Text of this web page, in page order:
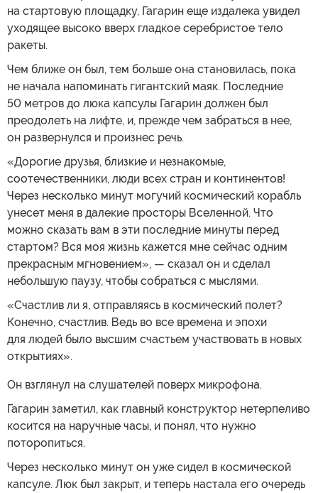
на стартовую площадку, Гагарин еще издалека увидел
уходящее высоко вверх гладкое серебристое тело
ракеты.
Чем ближе он был, тем больше она становилась, пока
не начала напоминать гигантский маяк. Последние
50 метров до люка капсулы Гагарин должен был
преодолеть на лифте, и, прежде чем забраться в нее,
он развернулся и произнес речь.
«Дорогие друзья, близкие и незнакомые,
соотечественники, люди всех стран и континентов!
Через несколько минут могучий космический корабль
унесет меня в далекие просторы Вселенной. Что
можно сказать вам в эти последние минуты перед
стартом? Вся моя жизнь кажется мне сейчас одним
прекрасным мгновением», — сказал он и сделал
небольшую паузу, чтобы собраться с мыслями.
«Счастлив ли я, отправляясь в космический полет?
Конечно, счастлив. Ведь во все времена и эпохи
для людей было высшим счастьем участвовать в новых
открытиях».
Он взглянул на слушателей поверх микрофона.
Гагарин заметил, как главный конструктор нетерпеливо
косится на наручные часы, и понял, что нужно
поторопиться.
Через несколько минут он уже сидел в космической
капсуле. Люк был закрыт, и теперь настала его очередь